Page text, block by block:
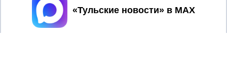
Принять